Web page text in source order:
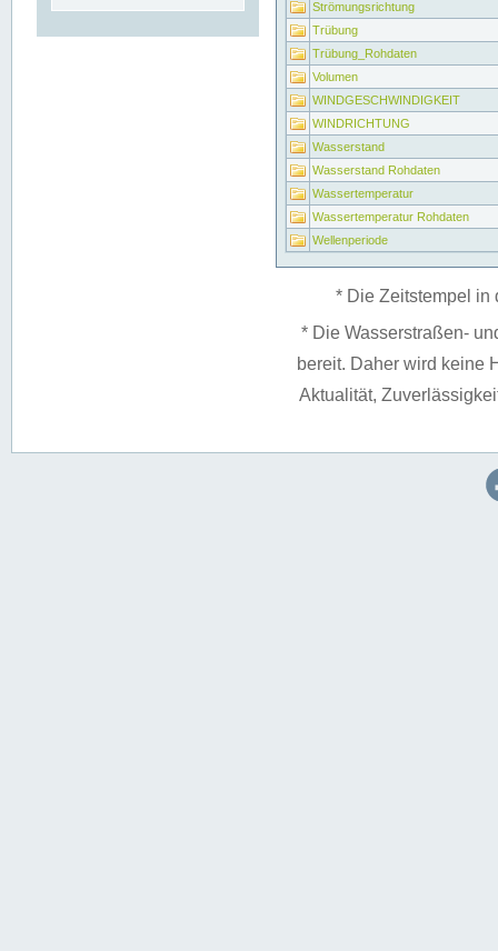
Strömungsrichtung
Trübung
Trübung_Rohdaten
Volumen
WINDGESCHWINDIGKEIT
WINDRICHTUNG
Wasserstand
Wasserstand Rohdaten
Wassertemperatur
Wassertemperatur Rohdaten
Wellenperiode
* Die Zeitstempel in
* Die Wasserstraßen-
bereit. Daher wird keine
Aktualität,